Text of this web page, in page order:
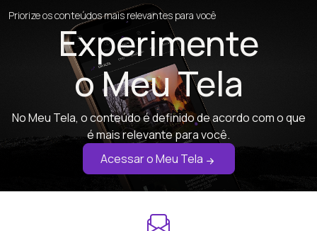
Priorize os conteúdos mais relevantes para você
Experimente
o Meu Tela
No Meu Tela, o conteúdo é definido de acordo com o que
é mais relevante para você.
Acessar o Meu Tela